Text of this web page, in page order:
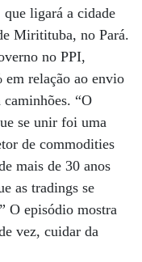
ligará a cidade
Miritituba, no Pará.
no PPI,
em relação ao envio
“O
se unir foi uma
de commodities
mais de 30 anos
as tradings se
O episódio mostra
vez, cuidar da